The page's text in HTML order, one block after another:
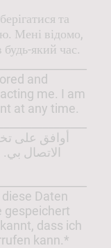
та
Мені відомо,
який час.
and
me. I am
at any time.
الاتصال
Daten
gespeichert
dass ich
kann.*